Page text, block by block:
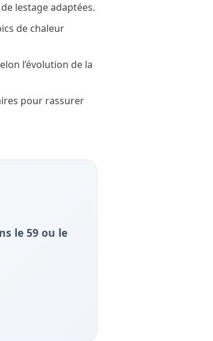
lestage adaptées.
de chaleur
l’évolution de la
pour rassurer
le 59 ou le